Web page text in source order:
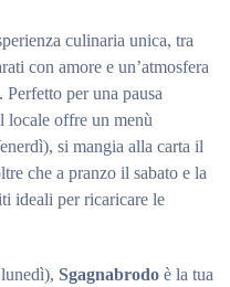
culinaria unica, tra
con amore e un’atmosfera
Perfetto per una pausa
locale offre un menù
si mangia alla carta il
che a pranzo il sabato e la
ideali per ricaricare le
Sgagnabrodo è la tua